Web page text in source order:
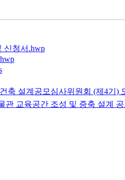
신청서.hwp
축 설계공모심사위원회 (제4기)
관 교육공간 조성 및 증축 설계